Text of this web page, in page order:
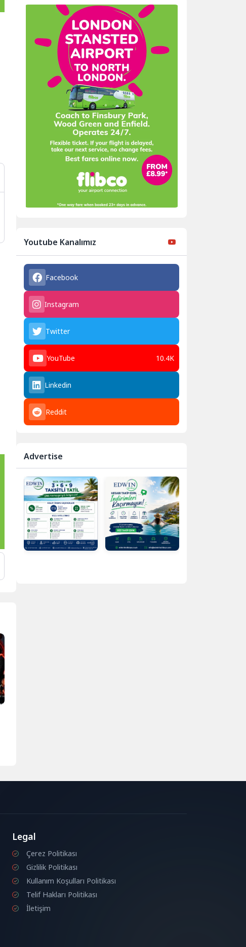
Youtube Kanalımız
Facebook
Instagram
Twitter
YouTube 10.4K
Linkedin
Reddit
Advertise
Legal
Çerez Politikası
Gizlilik Politikası
Kullanım Koşulları Politikası
Telif Hakları Politikası
İletişim